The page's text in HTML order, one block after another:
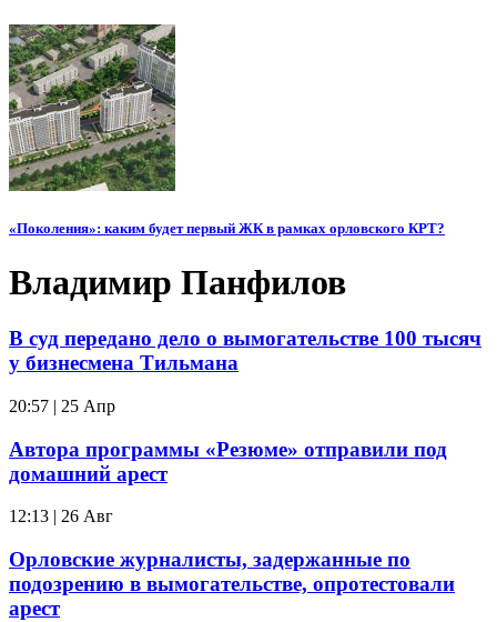
«Поколения»: каким будет первый ЖК в рамках орловского КРТ?
Владимир Панфилов
В суд передано дело о вымогательстве 100 тысяч
у бизнесмена Тильмана
20:57 | 25 Апр
Автора программы «Резюме» отправили под
домашний арест
12:13 | 26 Авг
Орловские журналисты, задержанные по
подозрению в вымогательстве, опротестовали
арест